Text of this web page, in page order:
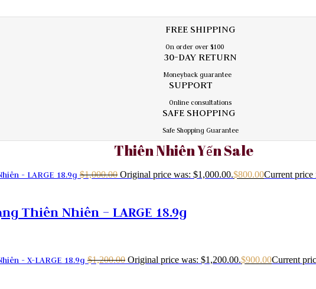
FREE SHIPPING
On order over $100
30-DAY RETURN
Moneyback guarantee
SUPPORT
Online consultations
SAFE SHOPPING
Safe Shopping Guarantee
Thiên Nhiên Yến Sale
$1,000.00 Original price was: $1,000.00.$800.00Current price
Thiên Nhiên – LARGE 18.9g
$1,200.00 Original price was: $1,200.00.$900.00Current